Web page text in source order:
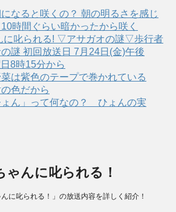
なると咲くの？ 朝の明るさを感じ
時間ぐらい暗かったから咲く
に叱られる! ▽アサガオの謎▽歩行者
謎 初回放送日 7月24日(金)午後
8時15分から
は紫色のテープで巻かれている
色だから
ょん」って何なの？ ひょんの実
ゃんに叱られる！
に叱られる！」の放送内容を詳しく紹介！